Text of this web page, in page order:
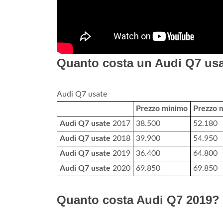
Quanto costa un Audi Q7
Audi Q7 usate
Prezzo minimo
Prezzo
Audi Q7 usate 2017 38.500
52.180
Audi Q7 usate 2018 39.900
54.950
Audi Q7 usate 2019 36.400
64.800
Audi Q7 usate 2020 69.850 69.850
Quanto costa Audi Q7 2019?